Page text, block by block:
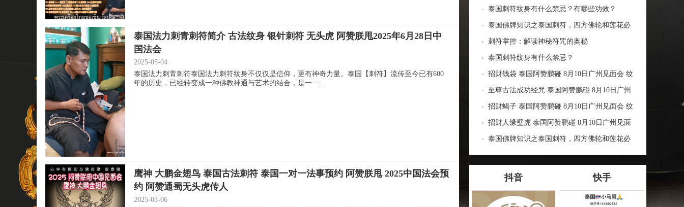
泰国法力刺青刺符简介 古法纹身 银针刺符 无头虎 阿赞朕甩2025年6月28日中
国法会
2025-05-04
泰国法力刺青刺符泰国法力刺符纹身不仅仅是信仰，更有神奇力量。泰国【刺符】流传至今已有600
年的历史，已经转变成一种佛教神通与艺术的结合，是一···...
鹰神 大鹏金翅鸟 泰国古法刺符 泰国一对一法事预约 阿赞朕甩 2025中国法会预
约 阿赞通蜀无头虎传人
2025-03-06
泰国刺符纹身有什么禁忌？有哪些功效？
泰国佛牌知识之泰国刺符，四方佛轮和莲花必
打介绍
刺符掌控：解读神秘符咒的奥秘
泰国刺符纹身有什么禁忌？
招财钱袋 泰国阿赞鹏碰 8月10日广州见面会 纹
身刺符 银针刺符 经文刺符 刺青 传统纹身 定制
各类事项
至尊古法成功经咒 泰国阿赞鹏碰 8月10日广州
见面会 纹身刺符 银针刺符 经文刺符 刺青 传统
纹身 定制各类事项
招财蝎子 泰国阿赞鹏碰 8月10日广州见面会 纹
身刺符 银针刺符 经文刺符 刺青 传统纹身 定制
各类事项
招财人缘壁虎 泰国阿赞鹏碰 8月10日广州见面
会 纹身刺符 银针刺符 经文刺符 刺青 传统纹身
定制各类事项
泰国佛牌知识之泰国刺符，四方佛轮和莲花必
打介绍
抖音 快手